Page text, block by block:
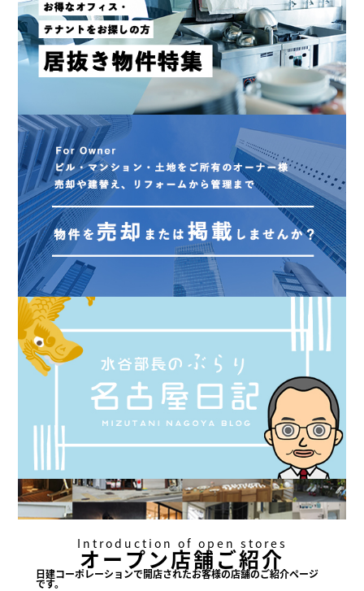
Introduction of open stores
オープン店舗ご紹介
日建コーポレーションで開店されたお客様の店舗のご紹介ページ
です。